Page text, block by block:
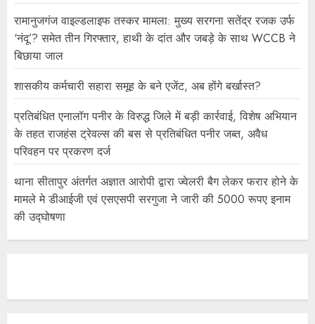
रामानुजगंज वाइल्डलाइफ तस्कर मामला: मुख्य सरगना सतेंद्र रजक उर्फ
‘नंदू’? समेत तीन गिरफ्तार, हाथी के दांत और जबड़े के साथ WCCB ने
बिछाया जाल
शासकीय कर्मचारी सहारा समूह के बने एजेंट, अब होंगे बर्खास्त?
प्रतिबंधित एनालॉग पनीर के विरुद्ध जिले में बड़ी कार्रवाई, विशेष अभियान
के तहत राजहंस ट्रेवल्स की बस से प्रतिबंधित पनीर जब्त, अवैध
परिवहन पर प्रकरण दर्ज
थाना सीतापुर अंतर्गत अज्ञात आरोपी द्वारा ज्वेलरी बैग लेकर फरार होने के
मामले मे डीआईजी एवं एसएसपी सरगुजा ने जारी की 5000 रूपए इनाम
की उद्घोषणा